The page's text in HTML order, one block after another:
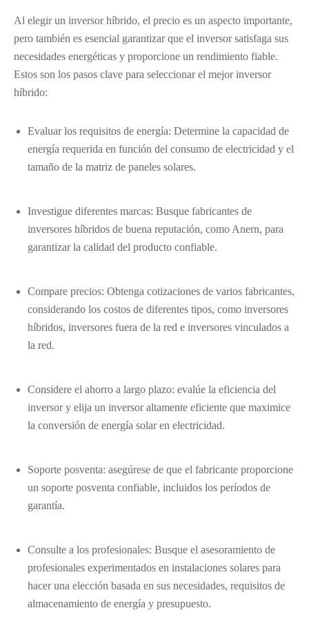
Al elegir un inversor híbrido, el precio es un aspecto importante,
pero también es esencial garantizar que el inversor satisfaga sus
necesidades energéticas y proporcione un rendimiento fiable.
Estos son los pasos clave para seleccionar el mejor inversor
híbrido:
Evaluar los requisitos de energía: Determine la capacidad de
energía requerida en función del consumo de electricidad y el
tamaño de la matriz de paneles solares.
Investigue diferentes marcas: Busque fabricantes de
inversores híbridos de buena reputación, como Anern, para
garantizar la calidad del producto confiable.
Compare precios: Obtenga cotizaciones de varios fabricantes,
considerando los costos de diferentes tipos, como inversores
híbridos, inversores fuera de la red e inversores vinculados a
la red.
Considere el ahorro a largo plazo: evalúe la eficiencia del
inversor y elija un inversor altamente eficiente que maximice
la conversión de energía solar en electricidad.
Soporte posventa: asegúrese de que el fabricante proporcione
un soporte posventa confiable, incluidos los períodos de
garantía.
Consulte a los profesionales: Busque el asesoramiento de
profesionales experimentados en instalaciones solares para
hacer una elección basada en sus necesidades, requisitos de
almacenamiento de energía y presupuesto.